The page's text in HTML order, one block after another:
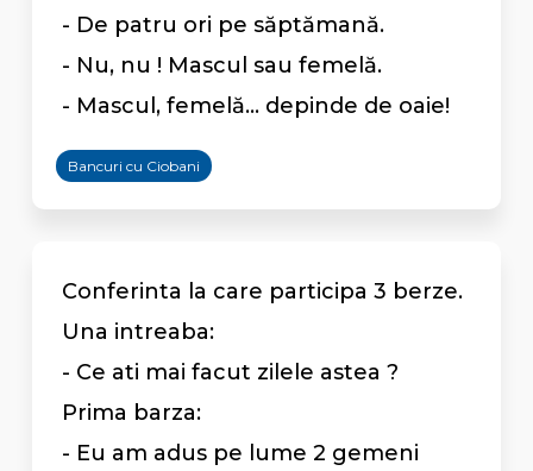
- De patru ori pe săptămană.
- Nu, nu ! Mascul sau femelă.
- Mascul, femelă... depinde de oaie!
Bancuri cu Ciobani
Conferinta la care participa 3 berze.
Una intreaba:
- Ce ati mai facut zilele astea ?
Prima barza:
- Eu am adus pe lume 2 gemeni